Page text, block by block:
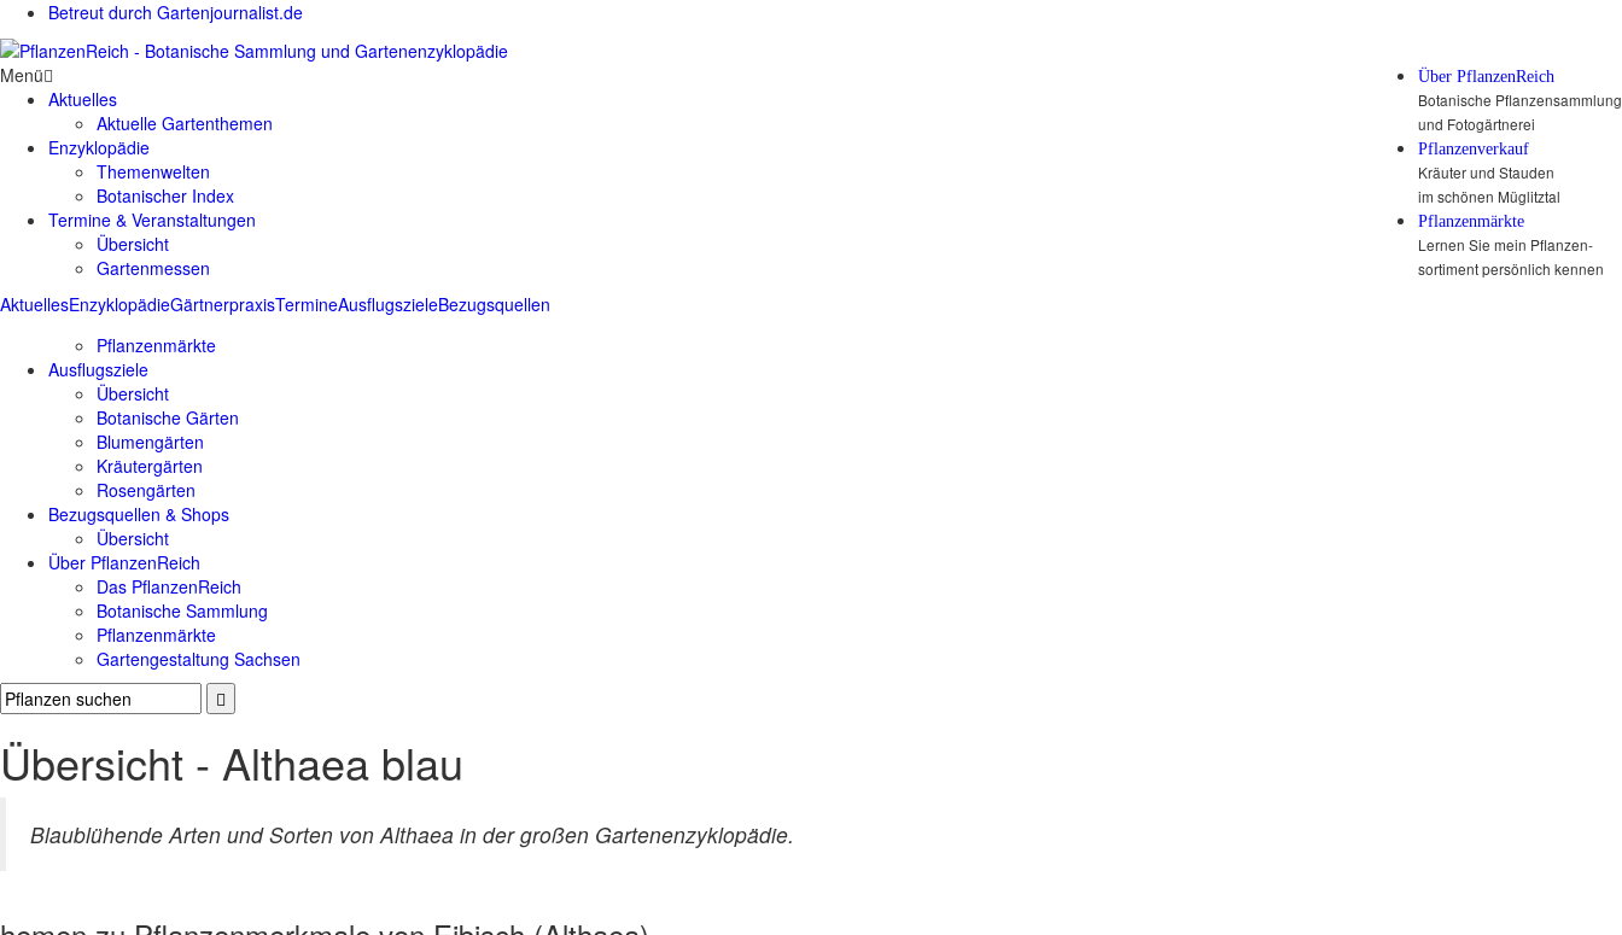
Betreut durch Gartenjournalist.de
Über PflanzenReich
Botanische Pflanzensammlung
und Fotogärtnerei
Pflanzenverkauf
Kräuter und Stauden
im schönen Müglitztal
Pflanzenmärkte
Lernen Sie mein Pflanzen-
sortiment persönlich kennen
AktuellesEnzyklopädieGärtnerpraxisTermineAusflugszieleBezugsquellen
Menü
Aktuelles
Aktuelle Gartenthemen
Enzyklopädie
Themenwelten
Botanischer Index
Termine & Veranstaltungen
Übersicht
Gartenmessen
Pflanzenmärkte
Ausflugsziele
Übersicht
Botanische Gärten
Blumengärten
Kräutergärten
Rosengärten
Bezugsquellen & Shops
Übersicht
Über PflanzenReich
Das PflanzenReich
Botanische Sammlung
Pflanzenmärkte
Gartengestaltung Sachsen
Übersicht - Althaea blau
Blaublühende Arten und Sorten von Althaea in der großen Gartenenzyklopädie.